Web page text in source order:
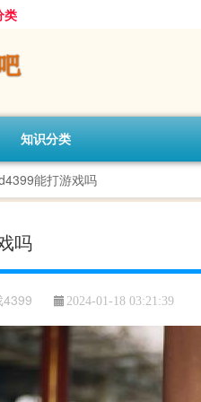
类
知识分类
能打游戏吗
吗
4399 2024-01-18 03:21:39